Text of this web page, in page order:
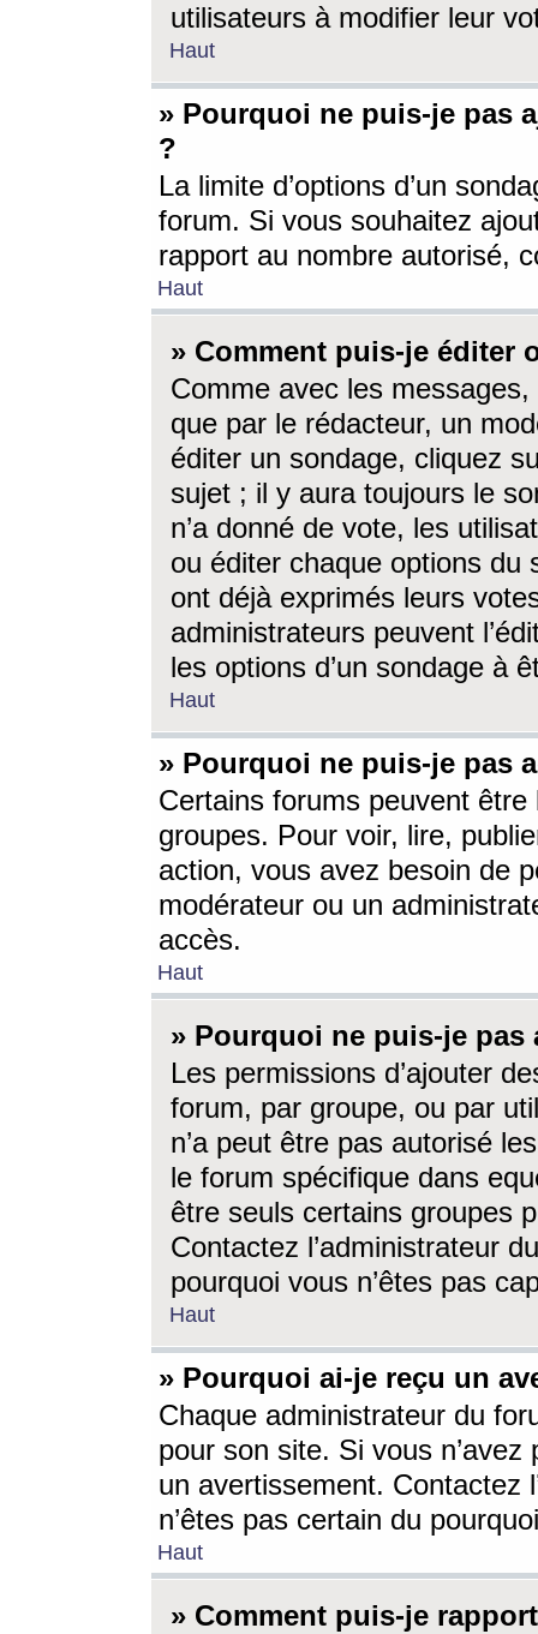
utilisateurs à modifier leur
Haut
» Pourquoi ne puis-je pas
?
La limite d’options d’un
forum. Si vous souhaitez
rapport au nombre autorisé,
Haut
» Comment puis-je éditer
Comme avec les
que par le rédacteur, un
éditer un sondage, cliquez
sujet ; il y aura toujours le
n’a donné de vote, les
ou éditer chaque options du
ont déjà exprimés leurs
administrateurs peuvent
les options d’un sondage à
Haut
» Pourquoi ne puis-je pas
Certains forums peuvent être
groupes. Pour voir, lire,
action, vous avez besoin de
modérateur ou un
accès.
Haut
» Pourquoi ne puis-je
Les permissions d’ajouter
forum, par groupe, ou par
n’a peut être pas autorisé
le forum spécifique dans
être seuls certains groupes
Contactez l’administrateur
pourquoi vous n’êtes pas
Haut
» Pourquoi ai-je reçu un
Chaque administrateur du
pour son site. Si vous
un avertissement. Contactez
n’êtes pas certain du
Haut
» Comment puis-je